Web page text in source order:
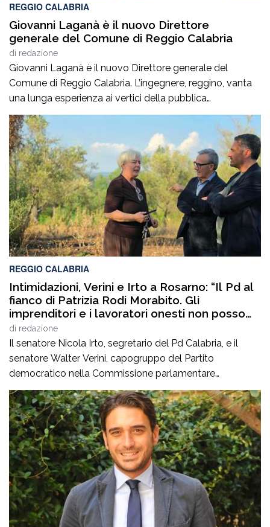
REGGIO CALABRIA
Giovanni Laganà è il nuovo Direttore
generale del Comune di Reggio Calabria
di redazione
Giovanni Laganà è il nuovo Direttore generale del
Comune di Reggio Calabria. L’ingegnere, reggino, vanta
una lunga esperienza ai vertici della pubblica
amministrazione e della gestione delle infrastrutture in
Calabria ed in Sicilia. È stato Vice Direttore regionale
Anas Sicilia, Capo Compartimento Anas Calabria,
Direttore generale della Regione Calabria e Direttore
generale della ItalConsult Spa, […]
REGGIO CALABRIA
Intimidazioni, Verini e Irto a Rosarno: “Il Pd al
fianco di Patrizia Rodi Morabito. Gli
imprenditori e i lavoratori onesti non posso
essere lasciati da soli”
di redazione
Il senatore Nicola Irto, segretario del Pd Calabria, e il
senatore Walter Verini, capogruppo del Partito
democratico nella Commissione parlamentare
Antimafia, hanno fatto visita a Patrizia Rodi Morabito,
imprenditrice agricola di Rosarno (Rc) la cui azienda è
stata più volte colpita da incendi, furti e danneggiamenti.
L’ultimo grave episodio si è verificato nei giorni scorsi […]